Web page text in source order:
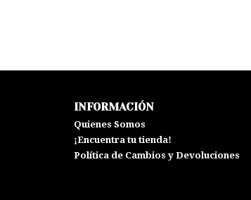
INFORMACIÓN
Quienes Somos
¡Encuentra tu tienda!
Política de Cambios y Devoluciones